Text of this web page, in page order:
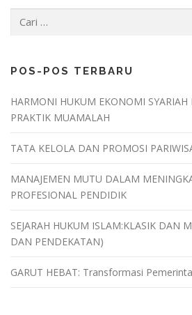
POS-POS TERBARU
HARMONI HUKUM EKONOMI
PRAKTIK MUAMALAH
TATA KELOLA DAN PROMOSI
MANAJEMEN MUTU DALAM
PROFESIONAL PENDIDIK
SEJARAH HUKUM ISLAM:KLASIK DAN
DAN PENDEKATAN)
GARUT HEBAT: Transformasi